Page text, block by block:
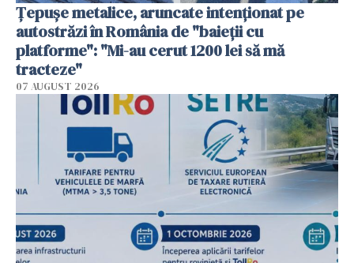
Țepușe metalice, aruncate intenționat pe
autostrăzi în România de "baieții cu
platforme": "Mi-au cerut 1200 lei să mă
tracteze"
07 AUGUST 2026